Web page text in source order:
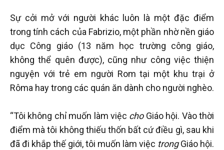
Sự cởi mở với người khác luôn là một đặc điểm
trong tính cách của Fabrizio, một phần nhờ nền giáo
dục Công giáo (13 năm học trường công giáo,
không thể quên được), cũng như công việc thiện
nguyện với trẻ em người Rom tại một khu trại ở
Rôma hay trong các quán ăn dành cho người nghèo.
“Tôi không chỉ muốn làm việc choGiáo hội. Vào thời
điểm mà tôi không thiếu thốn bất cứ điều gì, sau khi
đã đi khắp thế giới, tôi muốn làm việc trongGiáo hội.